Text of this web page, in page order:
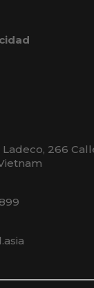
Ladeco, 266